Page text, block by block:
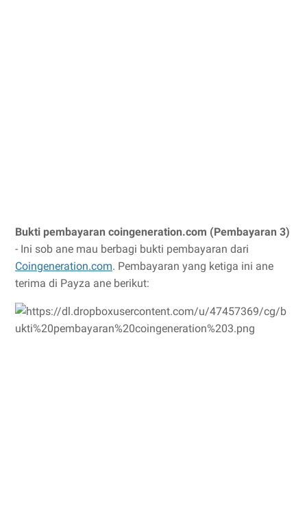
Bukti pembayaran coingeneration.com (Pembayaran 3)
- Ini sob ane mau berbagi bukti pembayaran dari
Coingeneration.com. Pembayaran yang ketiga ini ane
terima di Payza ane berikut: